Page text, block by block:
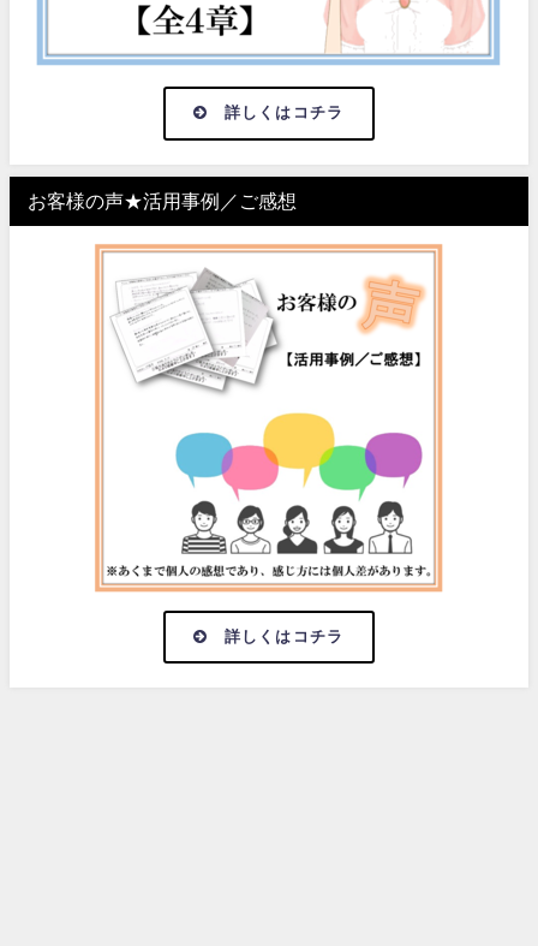
詳しくはコチラ
お客様の声★活用事例／ご感想
詳しくはコチラ